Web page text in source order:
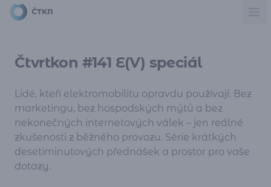
Čtvrtkon #141 E(V) speciál
Lidé, kteří elektromobilitu opravdu používají. Bez
marketingu, bez hospodských mýtů a bez
nekonečných internetových válek – jen reálné
zkušenosti z běžného provozu. Série krátkých
desetiminutových přednášek a prostor pro vaše
dotazy.